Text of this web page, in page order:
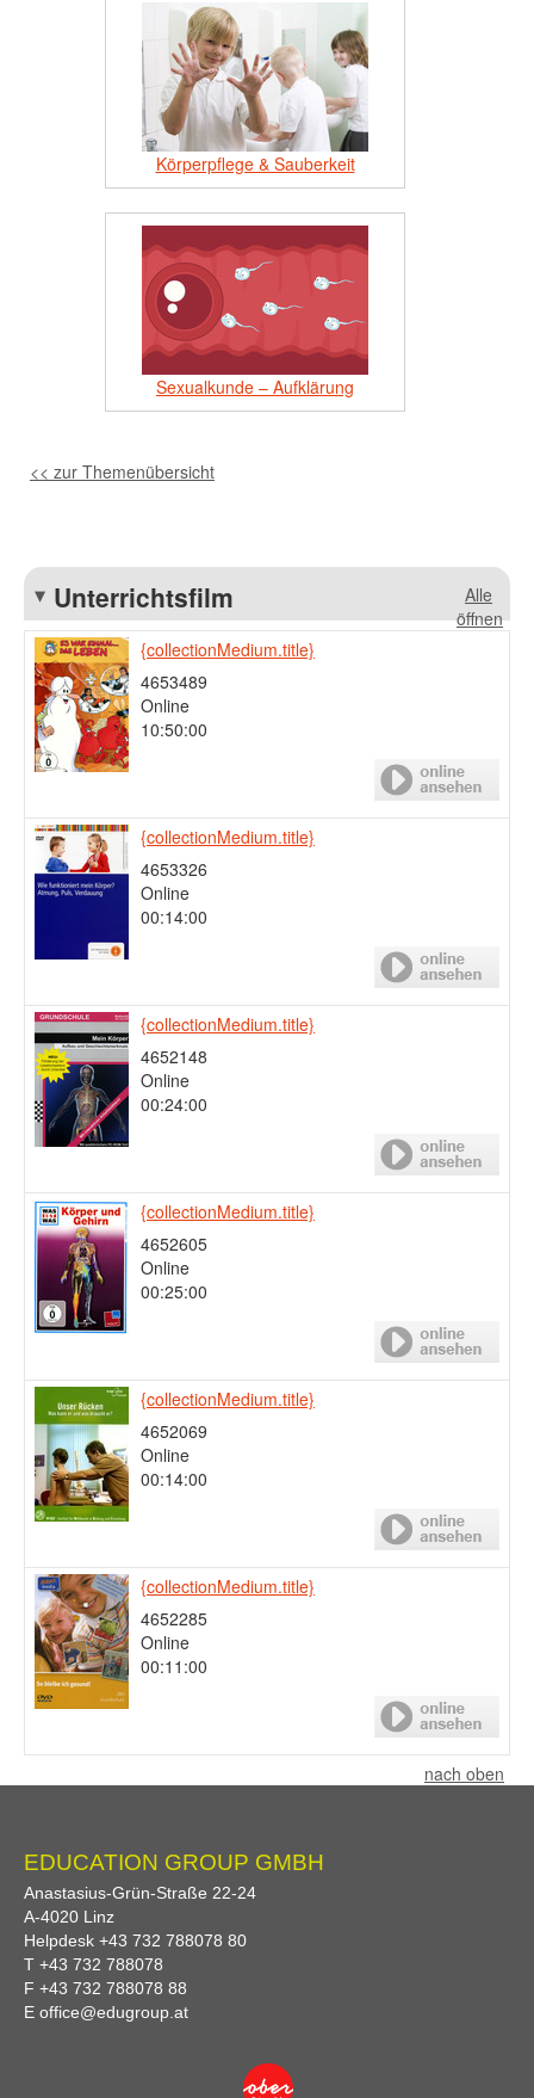
Körperpflege & Sauberkeit
Sexualkunde – Aufklärung
<< zur Themenübersicht
Unterrichtsfilm
Alle
öffnen
{collectionMedium.title}
4653489
Online
10:50:00
{collectionMedium.title}
4653326
Online
00:14:00
{collectionMedium.title}
4652148
Online
00:24:00
{collectionMedium.title}
4652605
Online
00:25:00
{collectionMedium.title}
4652069
Online
00:14:00
{collectionMedium.title}
4652285
Online
00:11:00
nach oben
EDUCATION GROUP GMBH
Anastasius-Grün-Straße 22-24
A-4020 Linz
Helpdesk +43 732 788078 80
T +43 732 788078
F +43 732 788078 88
E office@edugroup.at